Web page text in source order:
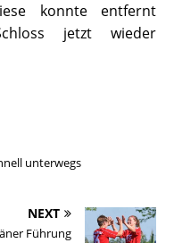
konnte entfernt
jetzt wieder
unterwegs
NEXT
Führung